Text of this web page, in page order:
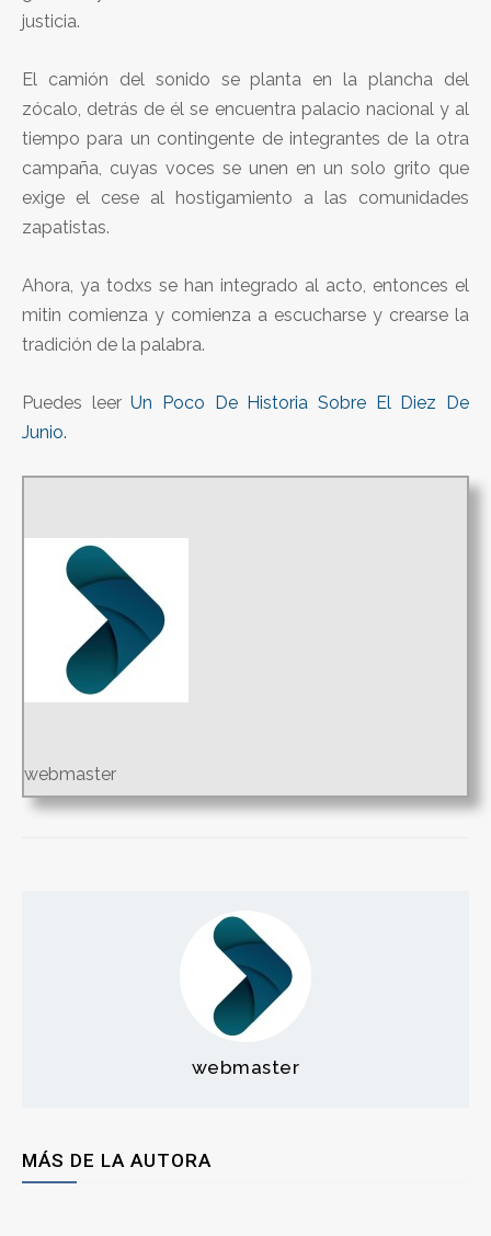
justicia.
El camión del sonido se planta en la plancha del
zócalo, detrás de él se encuentra palacio nacional y al
tiempo para un contingente de integrantes de la otra
campaña, cuyas voces se unen en un solo grito que
exige el cese al hostigamiento a las comunidades
zapatistas.
Ahora, ya todxs se han integrado al acto, entonces el
mitin comienza y comienza a escucharse y crearse la
tradición de la palabra.
Puedes leerUn Poco De Historia Sobre El Diez De
Junio.
webmaster
webmaster
MÁS DE LA AUTORA